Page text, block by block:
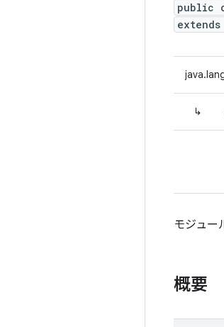
public
↳
モジュー
概要